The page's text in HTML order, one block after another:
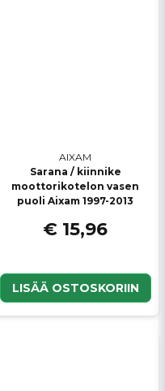
AIXAM
Sarana / kiinnike
moottorikotelon vasen
puoli Aixam 1997-2013
€ 15,96
LISÄÄ OSTOSKORIIN